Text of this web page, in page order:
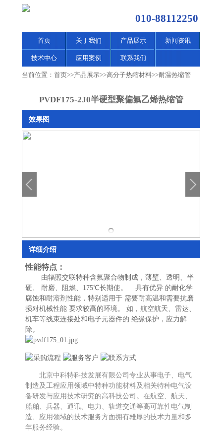
010-88112250
首页 关于我们 产品展示 新闻资讯
技术中心 应用案例 联系我们
当前位置： 首页>>产品展示>>高分子热缩材料>>耐温热缩管
PVDF175-2J0半硬型聚偏氟乙烯热缩管
效果图
详细介绍
性能特点：
由辐照交联特种含氟聚合物制成，薄壁、透明、半
硬、 耐磨、阻燃、175℃长期使。 具有优异 的耐化学
腐蚀和耐溶剂性能，特别适用于 需要耐高温和需要抗磨
损对机械性能 要求较高的环境。 如，航空航天、雷达、
机车等线束连接处和电子元器件的 绝缘保护，应力解
除。
北京中科特科技发展有限公司专业从事电子、电气
制造及工程应用领域中特种功能材料及相关特种电气设
备研发与应用技术研究的高科技公司。在航空、航天、
船舶、兵器、通讯、电力、轨道交通等高可靠性电气制
造、应用领域的技术服务方面拥有雄厚的技术力量和多
年服务经验。